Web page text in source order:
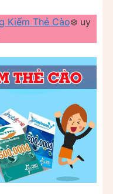
Kiếm Thẻ Cào❄️ uy